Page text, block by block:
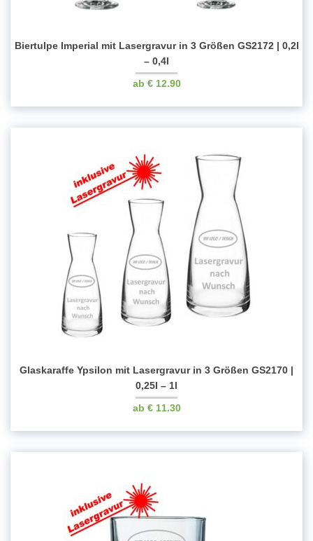
Biertulpe Imperial mit Lasergravur in 3 Größen GS2172 | 0,2l
– 0,4l
€12.90
Glaskaraffe Ypsilon mit Lasergravur in 3 Größen GS2170 |
0,25l – 1l
€11.30